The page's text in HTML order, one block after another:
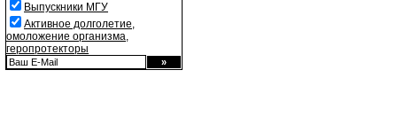
Выпускники МГУ
Активное долголетие,
омоложение организма,
геропротекторы